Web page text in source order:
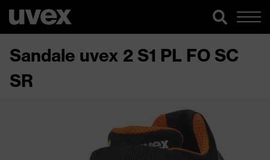
Sandale uvex 2 S1 PL FO SC
SR